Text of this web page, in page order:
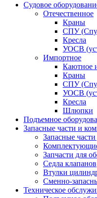
Судовое
Отечественное
Краны
СПУ
Кресла
УОСВ
Импортное
Каютное
Краны
СПУ
УОСВ
Кресла
Шлюпки
Подъемное
Запасные части и
Запасные
Запчасти для
Седла клапанов
Втулки
Сменно-
Техническое